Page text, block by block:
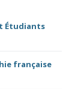
Étudiants
française